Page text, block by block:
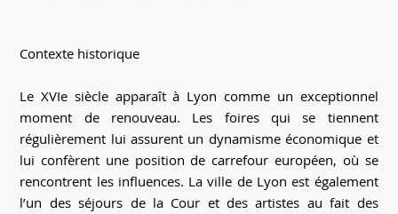
Contexte historique
Le XVIe siècle apparaît à Lyon comme un exceptionnel
moment de renouveau. Les foires qui se tiennent
régulièrement lui assurent un dynamisme économique et
lui confèrent une position de carrefour européen, où se
rencontrent les influences. La ville de Lyon est également
l’un des séjours de la Cour et des artistes au fait des